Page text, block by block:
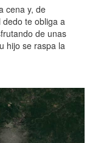
cena y, de
te obliga a
de unas
hijo se raspa la